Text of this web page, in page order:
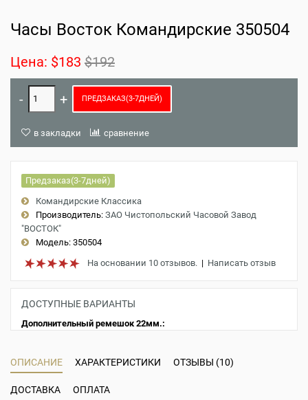
Часы Восток Командирские 350504
Цена: $183 $192
ПРЕДЗАКАЗ(3-7ДНЕЙ)
в закладки сравнение
Предзаказ(3-7дней)
Командирские Классика
Производитель: ЗАО Чистопольский Часовой Завод
"ВОСТОК"
Модель: 350504
На основании 10 отзывов. | Написать отзыв
ДОСТУПНЫЕ ВАРИАНТЫ
Дополнительный ремешок 22мм.:
ОПИСАНИЕ ХАРАКТЕРИСТИКИ ОТЗЫВЫ (10)
ДОСТАВКА ОПЛАТА